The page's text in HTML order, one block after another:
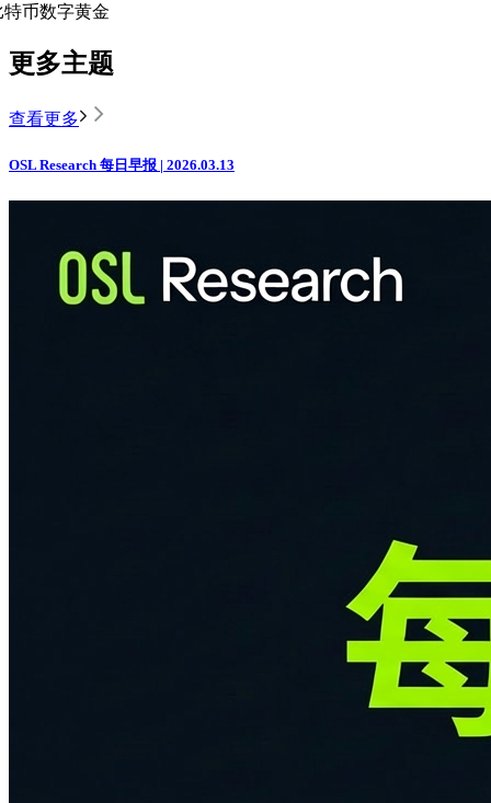
特币数字黄金
更多主题
查看更多
OSL Research 每日早报 | 2026.03.13